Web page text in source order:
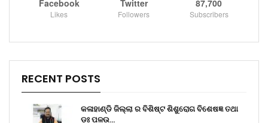
Facebook
Likes
Twitter
Followers
87,700
Subscribers
RECENT POSTS
କଳାହାଣ୍ଡି ଜିଲ୍ଲା ର ବିଶିଷ୍ଟ ଶିଶୁରୋଗ ବିଶେଷଜ୍ଞ ତଥା
ଡ଼ଃ ପଳଉ…